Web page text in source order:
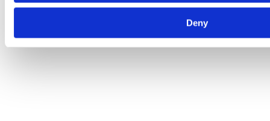
Deny